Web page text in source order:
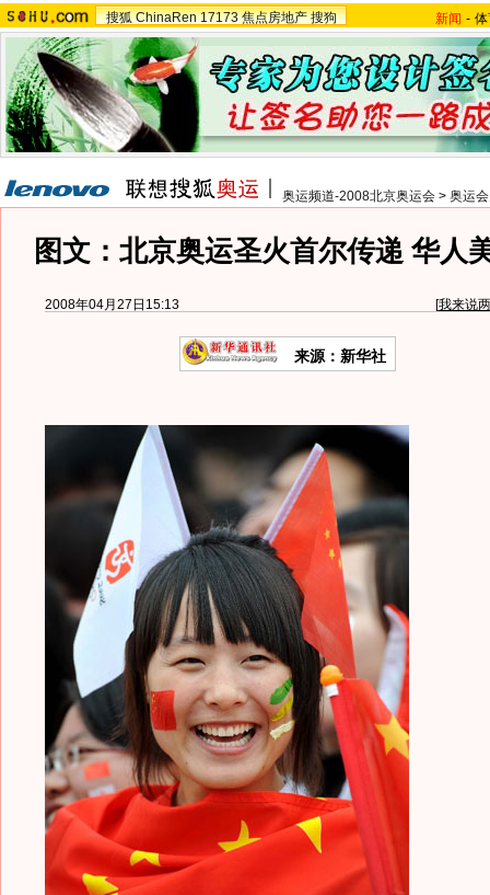
搜狐 ChinaRen 17173 焦点房地产 搜狗 新闻 -
奥运频道-2008北京奥运会 > 奥运
图文：北京奥运圣火首尔传递 华人
2008年04月27日15:13 [我来说
来源：新华社